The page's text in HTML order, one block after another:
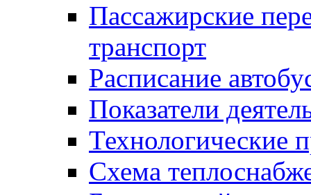
Пассажирские
транспорт
Расписание
Показатели
Технологические
Схема